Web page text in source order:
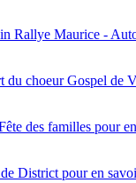
Rallye Maurice -
du choeur Gospel de
des familles pour
District pour en